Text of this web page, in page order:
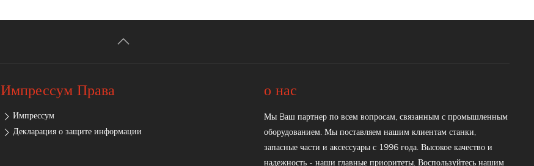
Импрессум Права
Импрессум
Декларация о защите информации
о нас
Мы Bаш партнер по всем вопросам, связанным с промышленным
оборудованием. Мы поставляем нашим клиентам станки,
запасные части и аксессуары с 1996 года. Высокое качество и
надежность - наши главные приоритеты. Воспользуйтесь нашим